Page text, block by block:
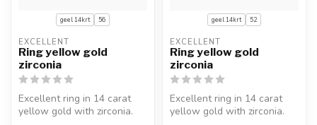
geel 14krt 56
EXCELLENT
Ring yellow gold
zirconia
Excellent ring in 14 carat
yellow gold with zirconia.
geel 14krt 52
EXCELLENT
Ring yellow gold
zirconia
Excellent ring in 14 carat
yellow gold with zirconia.